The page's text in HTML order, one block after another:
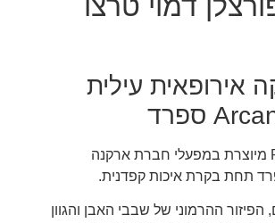
אירופאית עילית
סדרת Ribe-R מיוצרת במפעלי חברת ארקנה
תחת בקרת איכות קפדנית.
הפיזור ההרמוני של שבבי האבן והגוון